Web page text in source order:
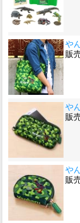
や
販
や
販
や
販